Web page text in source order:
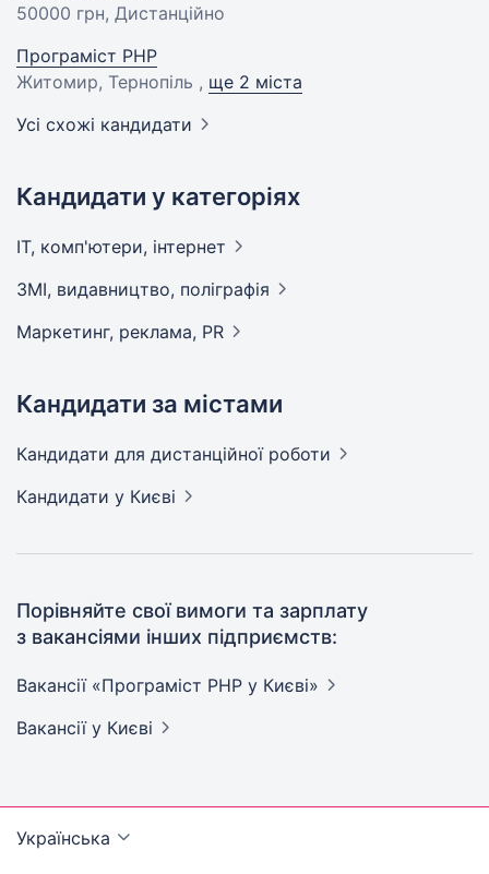
50000 грн, Дистанційно
Програміст PHP
Житомир, Тернопіль , ще 2 міста
Усі схожі кандидати
Кандидати у категоріях
IT, комп'ютери, інтернет
ЗМІ, видавництво, поліграфія
Маркетинг, реклама, PR
Кандидати за містами
Кандидати для дистанційної роботи
Кандидати у Києві
Порівняйте свої вимоги та зарплату
з вакансіями інших підприємств:
Вакансії «Програміст PHP у Києві»
Вакансії у Києві
Українська